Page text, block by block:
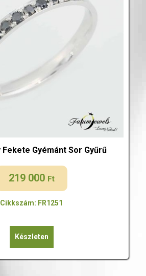
Gyémánt Sor Gyűrű
219 000 Ft
Cikkszám: FR1251
Készleten